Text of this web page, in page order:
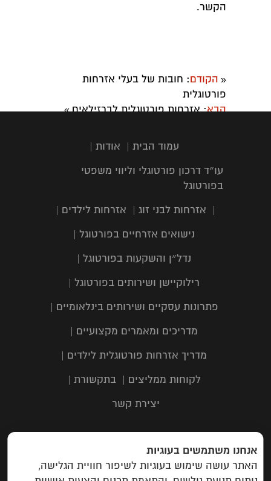
הקשר.
« הקודם: חובות של בעלי אזרחות
פורטוגלית
הבא: אזרחות פורטוגלית לברזילאים»
עמוד הבית | אודות |
עו״ד דרכון פורטוגלי וליווי משפטי
בפורטוגל
|
אזרחות לבני זוג | אזרחות לילדים |
נישואים אזרחיים בפורטוגל |
נדל״ן והשקעות בפורטוגל |
רילוקיישן ושירותים בפורטוגל |
פתרונות עסקיים ושירותים בינלאומיים |
מדריכים ומאמרים מקצועיים |
מדריך אזרחות פורטוגלית לילדים |
לקוחות ממליצים | בתקשורת |
יצירת קשר
כתובת: תבור 116, שוהם | טלפון:
6323303| מייל:
אנחנו משתמשים בעוגיות
האתר עושה שימוש בעוגיות לשיפור חוויית הגלישה,